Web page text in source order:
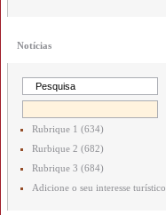
Notícias
Rubrique 1 (634)
Rurbique 2 (682)
Rubrique 3 (684)
Adicione o seu interesse turístico